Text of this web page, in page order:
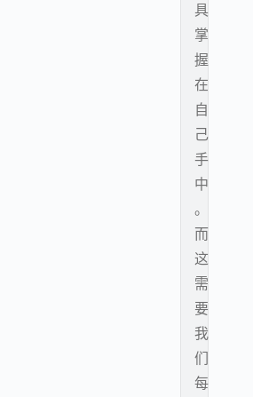
具
掌
握
在
自
己
手
中
。
而
这
需
要
我
们
每